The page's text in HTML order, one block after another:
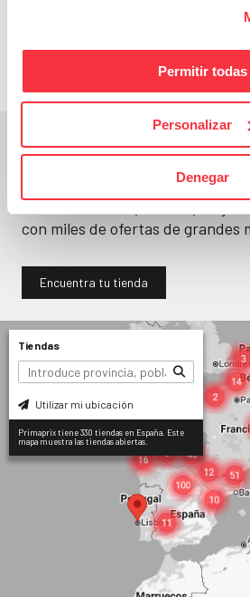
Permitir todas
Personalizar
Denegar
Adelántate a
En un segundo, la
tiendas.
con miles de ofertas de grandes
Encuentra tu tienda
Tiendas
Utilizar mi ubicación
Primaprix tiene 330 tiendas en España. Este
mapa muestra las tiendas abiertas.